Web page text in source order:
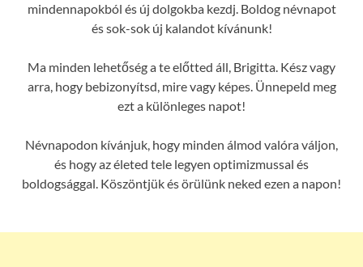
mindennapokból és új dolgokba kezdj. Boldog névnapot
és sok-sok új kalandot kívánunk!
Ma minden lehetőség a te előtted áll, Brigitta. Kész vagy
arra, hogy bebizonyítsd, mire vagy képes. Ünnepeld meg
ezt a különleges napot!
Névnapodon kívánjuk, hogy minden álmod valóra váljon,
és hogy az életed tele legyen optimizmussal és
boldogsággal. Köszöntjük és örülünk neked ezen a napon!